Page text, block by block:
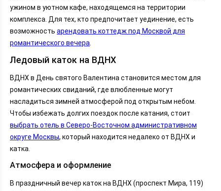
ужином в уютном кафе, находящемся на территории
комплекса. Для тех, кто предпочитает уединение, есть
возможность арендовать коттедж под Москвой для
романтического вечера
Ледовый каток на ВДНХ
ВДНХ в День святого Валентина становится местом для
романтических свиданий, где влюбленные могут
насладиться зимней атмосферой под открытым небом.
Чтобы избежать долгих поездок после катания, стоит
выбрать отель в Северо-Восточном административном
округе Москвы, который находится недалеко от ВДНХ и
катка.
Атмосфера и оформление
В праздничный вечер каток на ВДНХ (проспект Мира, 119)